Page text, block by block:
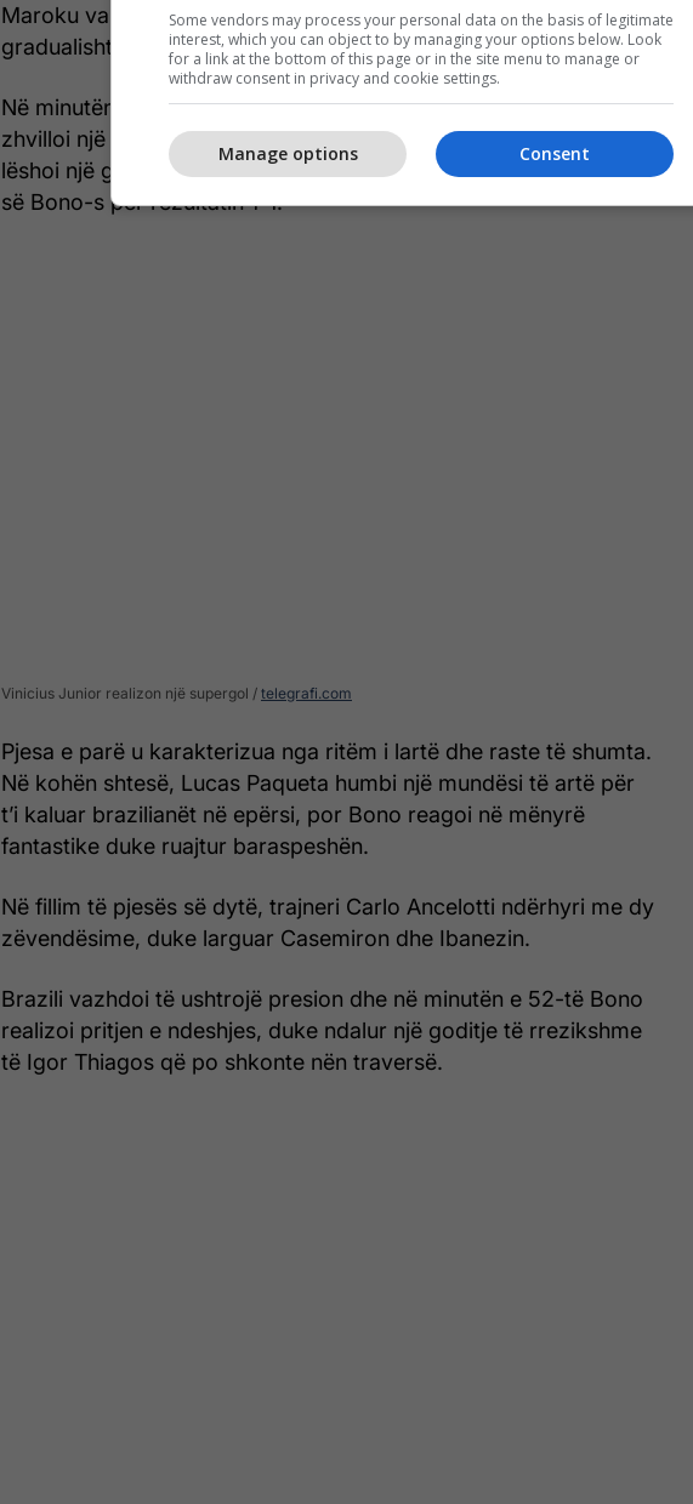
Maroku vazhdoi të luante me vetëbesim, por Brazili reagoi
gradualisht dhe filloi të merrte kontrollin e lojës.
Në minutën e 32-të erdhi edhe goli i barazimit. Vinicius Junior
zhvilloi një aksion individual të shkëlqyer, depërtoi në zonë dhe
lëshoi një goditje të pandalshme drejt këndit të sipërm të portës
së Bono-s për rezultatin 1-1.
Vinicius Junior realizon një supergol telegrafi.com
Pjesa e parë u karakterizua nga ritëm i lartë dhe raste të shumta.
Në kohën shtesë, Lucas Paqueta humbi një mundësi të artë për
t’i kaluar brazilianët në epërsi, por Bono reagoi në mënyrë
fantastike duke ruajtur baraspeshën.
Në fillim të pjesës së dytë, trajneri Carlo Ancelotti ndërhyri me dy
zëvendësime, duke larguar Casemiron dhe Ibanezin.
Brazili vazhdoi të ushtrojë presion dhe në minutën e 52-të Bono
realizoi pritjen e ndeshjes, duke ndalur një goditje të rrezikshme
të Igor Thiagos që po shkonte nën traversë.
Some vendors may process your personal data on the basis of legitimate
interest, which you can object to by managing your options below. Look
for a link at the bottom of this page or in the site menu to manage or
withdraw consent in privacy and cookie settings.
Consent
Manage options